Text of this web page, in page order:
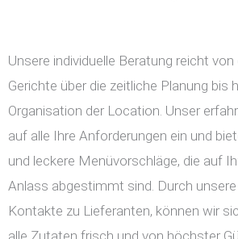
Unsere individuelle Beratung reicht
Gerichte über die zeitliche Planung bis
Organisation der Location. Unser
auf alle Ihre Anforderungen ein und
und leckere Menüvorschläge, die auf
Anlass abgestimmt sind. Durch
Kontakte zu Lieferanten, können wir